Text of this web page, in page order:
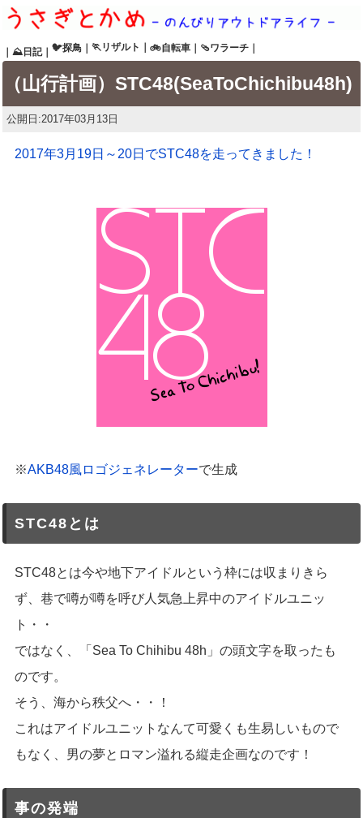
⛰日記｜ 🐦探鳥 🏃リザルト 🚲自転車 🩴ワラーチ
（山行計画）STC48(SeaToChichibu48h)
公開日:2017年03月13日
2017年3月19日～20日でSTC48を走ってきました！
※AKB48風ロゴジェネレーターで生成
STC48とは
STC48とは今や地下アイドルという枠には収まりきら
ず、巷で噂が噂を呼び人気急上昇中のアイドルユニッ
ト・・
ではなく、「Sea To Chihibu 48h」の頭文字を取ったも
のです。
そう、海から秩父へ・・！
これはアイドルユニットなんて可愛くも生易しいもので
もなく、男の夢とロマン溢れる縦走企画なのです！
事の発端